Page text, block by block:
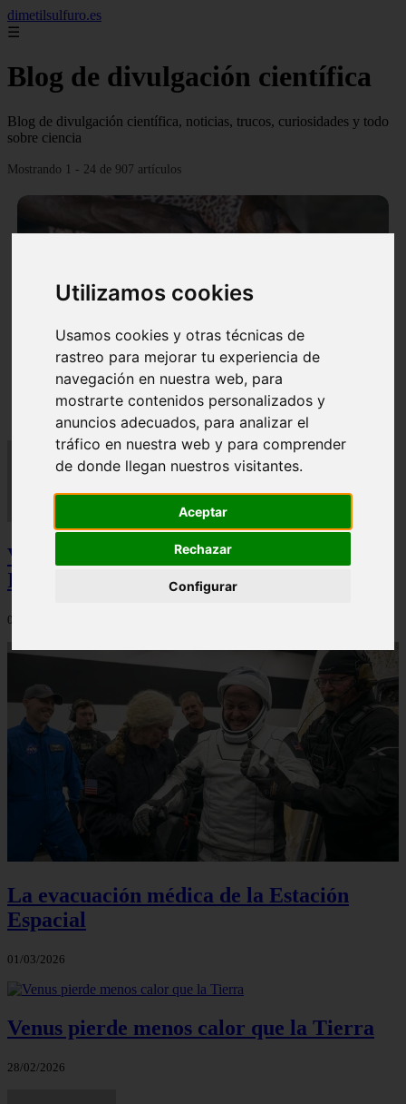
Utilizamos cookies
Usamos cookies y otras técnicas de
rastreo para mejorar tu experiencia de
navegación en nuestra web, para
mostrarte contenidos personalizados y
anuncios adecuados, para analizar el
tráfico en nuestra web y para comprender
de donde llegan nuestros visitantes.
Aceptar
Rechazar
Configurar
dimetilsulfuro.es
☰
Blog de divulgación científica
Blog de divulgación científica, noticias, trucos, curiosidades y todo
sobre ciencia
Mostrando 1 - 24 de 907 artículos
En África harán lo que parecía imposible: Utilizarán
moléculas de agua para cocinar sus alimentos
Video Advertencias desde la cúspide de la
IA: Hinton y el posible colapso social
06/03/2026
La evacuación médica de la Estación
Espacial
01/03/2026
Venus pierde menos calor que la Tierra
28/02/2026